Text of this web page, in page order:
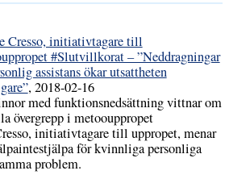
Cresso, initiativtagare till
#Slutvillkorat – ”Neddragningar
assistans ökar utsattheten
, 2018-02-16
med funktionsnedsättning vittnar om
övergrepp i metoouppropet
initiativtagare till uppropet, menar
för kvinnliga personliga
problem.